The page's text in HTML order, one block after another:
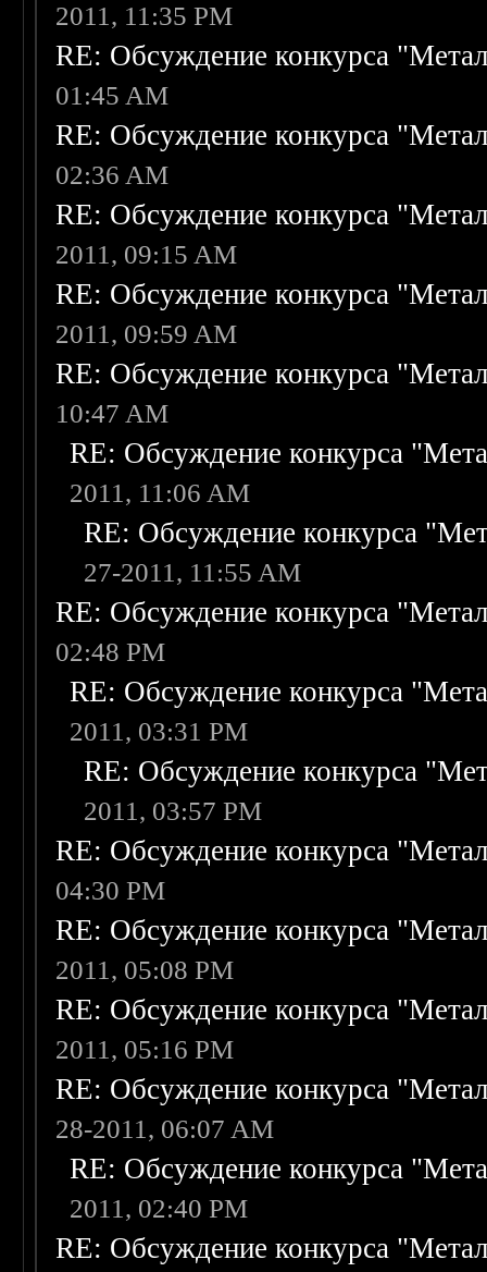
2011, 11:35 PM
RE: Обсуждение конкурса
01:45 AM
RE: Обсуждение конкурса
02:36 AM
RE: Обсуждение конкурса
2011, 09:15 AM
RE: Обсуждение конкурса
2011, 09:59 AM
RE: Обсуждение конкурса
10:47 AM
RE: Обсуждение конкурса
2011, 11:06 AM
RE: Обсуждение конкурса
27-2011, 11:55 AM
RE: Обсуждение конкурса
02:48 PM
RE: Обсуждение конкурса
2011, 03:31 PM
RE: Обсуждение конкурса
2011, 03:57 PM
RE: Обсуждение конкурса
04:30 PM
RE: Обсуждение конкурса
2011, 05:08 PM
RE: Обсуждение конкурса
2011, 05:16 PM
RE: Обсуждение конкурса
28-2011, 06:07 AM
RE: Обсуждение конкурса
2011, 02:40 PM
RE: Обсуждение конкурса